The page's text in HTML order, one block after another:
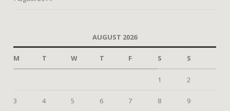
AUGUST 2026
M T W T F S S
1 2
3 4 5 6 7 8 9